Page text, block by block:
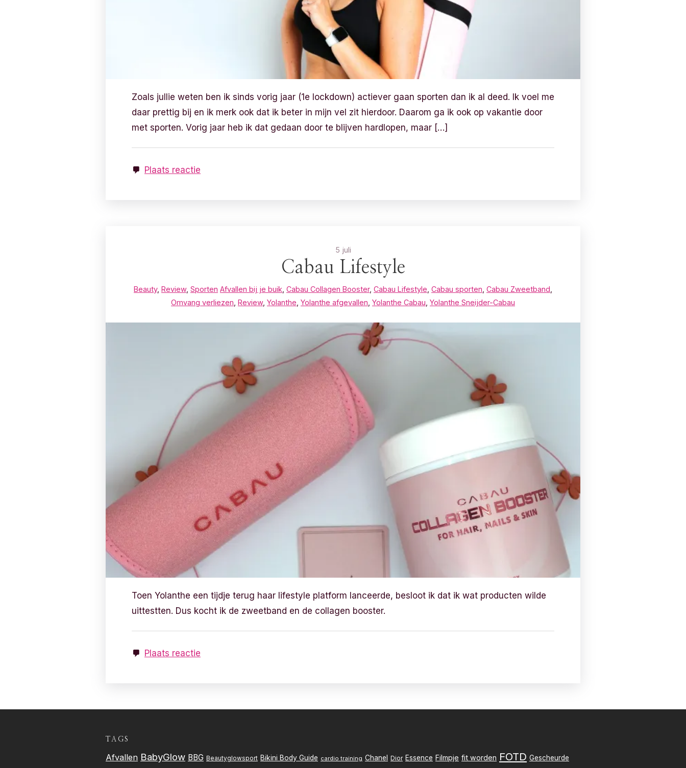
Zoals jullie weten ben ik sinds vorig jaar (1e lockdown) actiever gaan sporten dan ik al deed. Ik voel me
daar prettig bij en ik merk ook dat ik beter in mijn vel zit hierdoor. Daarom ga ik ook op vakantie door
met sporten. Vorig jaar heb ik dat gedaan door te blijven hardlopen, maar […]
Plaats reactie
5 juli
Cabau Lifestyle
Beauty, Review, Sporten Afvallen bij je buik Cabau Collagen Booster, Cabau Lifestyle Cabau sporten Cabau Zweetband
Omvang verliezen Review, Yolanthe Yolanthe afgevallen Yolanthe Cabau Yolanthe Sneijder-Cabau
Toen Yolanthe een tijdje terug haar lifestyle platform lanceerde, besloot ik dat ik wat producten wilde
uittestten. Dus kocht ik de zweetband en de collagen booster.
Plaats reactie
TAGS
Afvallen BabyGlow BBG Beautyglowsport Bikini Body Guide cardio training Chanel Dior Essence Filmpje fit worden FOTD Gescheurde